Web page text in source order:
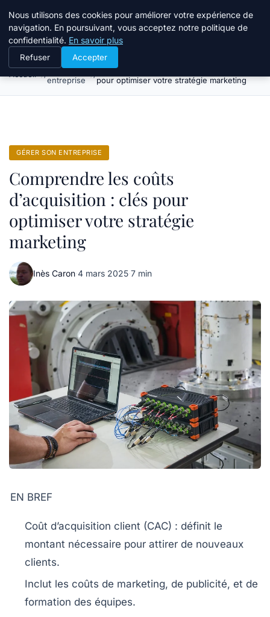
Bible Telemarketing
Gérer son
entreprise
Comprendre les coûts d’acquisition : clés
pour optimiser votre stratégie marketing
GÉRER SON ENTREPRISE
Comprendre les coûts
d’acquisition : clés pour
optimiser votre stratégie
marketing
Inès Caron·4 mars 2025·7 min
EN BREF
Coût d’acquisition client (CAC) : définit le
montant nécessaire pour attirer de nouveaux
clients.
Inclut les coûts de marketing, de publicité, et de
formation des équipes.
Nous utilisons des cookies pour améliorer votre expérience de
navigation. En poursuivant, vous acceptez notre politique de
confidentialité. En savoir plus
Refuser Accepter